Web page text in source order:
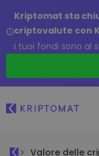
Kriptomat sta
criptovalute con
I tuoi fondi sono al
Valore delle